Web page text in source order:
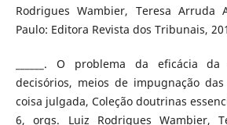
Rodrigues Wambier, Teresa Arruda
Paulo: Editora Revista dos Tribunais,
______. O problema da eficácia
decisórios, meios de impugnação
coisa julgada, Coleção doutrinas
6, orgs. Luiz Rodrigues Wambier,